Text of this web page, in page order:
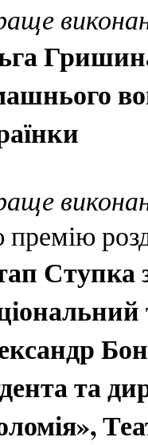
Ступка
та